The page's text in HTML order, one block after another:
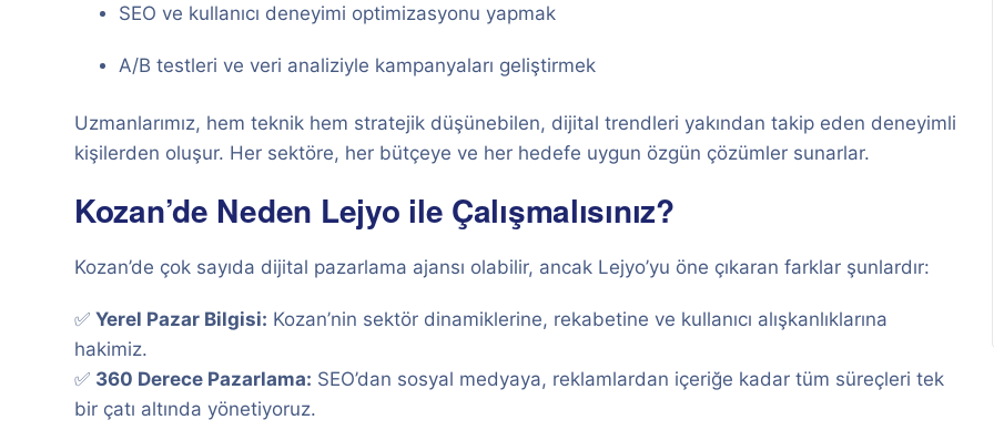
SEO ve kullanıcı deneyimi optimizasyonu yapmak
A/B testleri ve veri analiziyle kampanyaları geliştirmek
Uzmanlarımız, hem teknik hem stratejik düşünebilen, dijital trendleri yakından takip eden deneyimli
kişilerden oluşur. Her sektöre, her bütçeye ve her hedefe uygun özgün çözümler sunarlar.
Kozan’de Neden Lejyo ile Çalışmalısınız?
Kozan’de çok sayıda dijital pazarlama ajansı olabilir, ancak Lejyo’yu öne çıkaran farklar şunlardır:
✅ Yerel Pazar Bilgisi: Kozan’nin sektör dinamiklerine, rekabetine ve kullanıcı alışkanlıklarına
hakimiz.
✅ 360 Derece Pazarlama: SEO’dan sosyal medyaya, reklamlardan içeriğe kadar tüm süreçleri tek
bir çatı altında yönetiyoruz.